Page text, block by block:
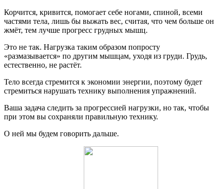
Корчится, кривится, помогает себе ногами, спиной, всеми
частями тела, лишь бы выжать вес, считая, что чем больше он
жмёт, тем лучше прогресс грудных мышц.
Это не так. Нагрузка таким образом попросту
«размазывается» по другим мышцам, уходя из груди. Грудь,
естественно, не растёт.
Тело всегда стремится к экономии энергии, поэтому будет
стремиться нарушать технику выполнения упражнений.
Ваша задача следить за прогрессией нагрузки, но так, чтобы
при этом вы сохраняли правильную технику.
О ней мы будем говорить дальше.